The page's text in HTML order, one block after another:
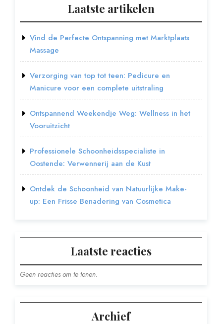
Laatste artikelen
Vind de Perfecte Ontspanning met Marktplaats
Massage
Verzorging van top tot teen: Pedicure en
Manicure voor een complete uitstraling
Ontspannend Weekendje Weg: Wellness in het
Vooruitzicht
Professionele Schoonheidsspecialiste in
Oostende: Verwennerij aan de Kust
Ontdek de Schoonheid van Natuurlijke Make-
up: Een Frisse Benadering van Cosmetica
Laatste reacties
Geen reacties om te tonen.
Archief